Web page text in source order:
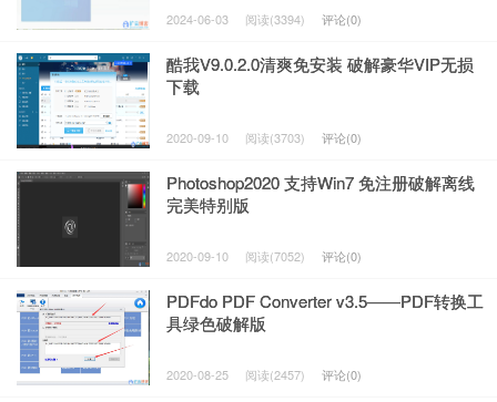
2024-06-03 阅读(3394) 评论(0)
酷我V9.0.2.0清爽免安装 破解豪华VIP无损
下载
2020-09-10 阅读(3703) 评论(0)
Photoshop2020 支持Win7 免注册破解离线
完美特别版
2020-09-10 阅读(7052) 评论(0)
PDFdo PDF Converter v3.5——PDF转换工
具绿色破解版
2020-08-25 阅读(2457) 评论(0)